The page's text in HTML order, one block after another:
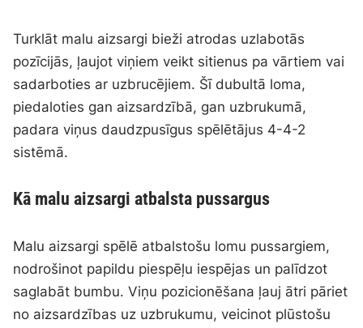
Turklāt malu aizsargi bieži atrodas uzlabotās
pozīcijās, ļaujot viņiem veikt sitienus pa vārtiem vai
sadarboties ar uzbrucējiem. Šī dubultā loma,
piedaloties gan aizsardzībā, gan uzbrukumā,
padara viņus daudzpusīgus spēlētājus 4-4-2
sistēmā.
Kā malu aizsargi atbalsta pussargus
Malu aizsargi spēlē atbalstošu lomu pussargiem,
nodrošinot papildu piespēļu iespējas un palīdzot
saglabāt bumbu. Viņu pozicionēšana ļauj ātri pāriet
no aizsardzības uz uzbrukumu, veicinot plūstošu